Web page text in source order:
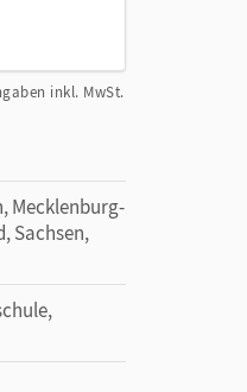
inkl. MwSt.
Mecklenburg-
Sachsen,